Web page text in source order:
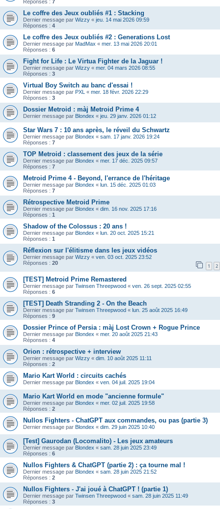
Réponses : 7
Le coffre des Jeux oubliés #1 : Stacking
Dernier message par Wizzy « jeu. 14 mai 2026 09:59
Réponses : 4
Le coffre des Jeux oubliés #2 : Generations Lost
Dernier message par MadMax « mer. 13 mai 2026 20:01
Réponses : 6
Fight for Life : Le Virtua Fighter de la Jaguar !
Dernier message par Wizzy « mer. 04 mars 2026 08:55
Réponses : 3
Virtual Boy Switch au banc d'essai !
Dernier message par PXL « mer. 18 févr. 2026 22:29
Réponses : 3
Dossier Metroid : màj Metroid Prime 4
Dernier message par Blondex « jeu. 29 janv. 2026 01:12
Star Wars 7 : 10 ans après, le réveil du Schwartz
Dernier message par Blondex « sam. 17 janv. 2026 19:24
Réponses : 7
TOP Metroid : classement des jeux de la série
Dernier message par Blondex « mer. 17 déc. 2025 09:57
Réponses : 7
Metroid Prime 4 - Beyond, l'errance de l'héritage
Dernier message par Blondex « lun. 15 déc. 2025 01:03
Réponses : 7
Rétrospective Metroid Prime
Dernier message par Blondex « dim. 16 nov. 2025 17:16
Réponses : 1
Shadow of the Colossus : 20 ans !
Dernier message par Blondex « lun. 20 oct. 2025 15:21
Réponses : 1
Réflexion sur l'élitisme dans les jeux vidéos
Dernier message par Wizzy « ven. 03 oct. 2025 23:52
Réponses : 20 1 2
[TEST] Metroid Prime Remastered
Dernier message par Twinsen Threepwood « ven. 26 sept. 2025 02:55
Réponses : 6
[TEST] Death Stranding 2 - On the Beach
Dernier message par Twinsen Threepwood « lun. 25 août 2025 16:49
Réponses : 9
Dossier Prince of Persia : màj Lost Crown + Rogue Prince
Dernier message par Blondex « mer. 20 août 2025 21:43
Réponses : 4
Orion : rétrospective + interview
Dernier message par Wizzy « dim. 10 août 2025 11:11
Réponses : 2
Mario Kart World : circuits cachés
Dernier message par Blondex « ven. 04 juil. 2025 19:04
Mario Kart World en mode "ancienne formule"
Dernier message par Blondex « mer. 02 juil. 2025 19:58
Réponses : 2
Nullos Fighters - ChatGPT aux commandes, ou pas (partie 3)
Dernier message par Blondex « dim. 29 juin 2025 10:40
[Test] Gaurodan (Locomalito) - Les jeux amateurs
Dernier message par Blondex « sam. 28 juin 2025 23:49
Réponses : 6
Nullos Fighters & ChatGPT (partie 2) : ça tourne mal !
Dernier message par Blondex « sam. 28 juin 2025 21:52
Réponses : 2
Nullos Fighters - J'ai joué à ChatGPT ! (partie 1)
Dernier message par Twinsen Threepwood « sam. 28 juin 2025 11:49
Réponses : 3